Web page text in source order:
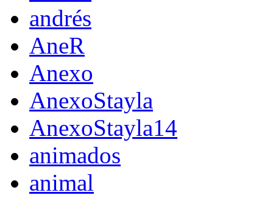
andrés
AneR
Anexo
AnexoStayla
AnexoStayla14
animados
animal